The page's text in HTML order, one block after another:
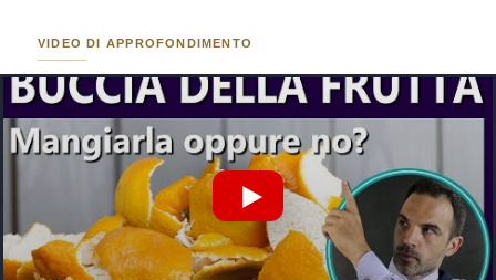
VIDEO DI APPROFONDIMENTO
Riproduci Video YouTube